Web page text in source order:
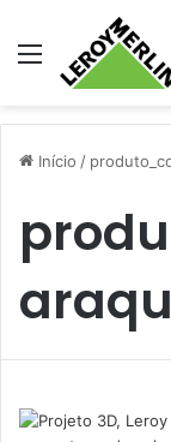
Menu
Início /